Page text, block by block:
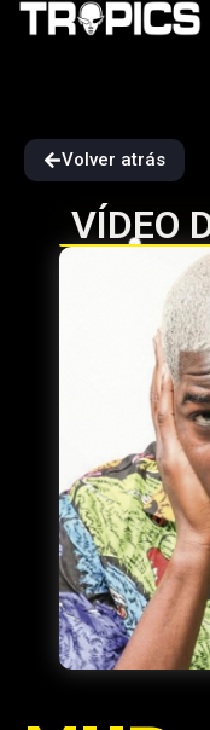
Volver atrás
VÍDEO